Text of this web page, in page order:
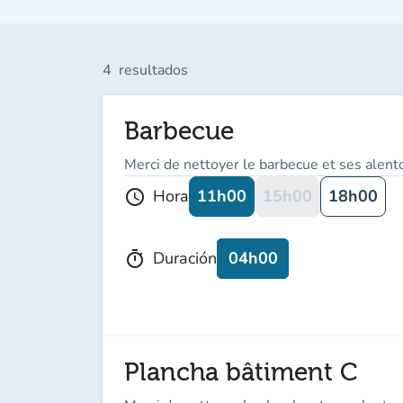
4 resultados
Barbecue
Merci de nettoyer le barbecue et ses
schedule Hora 11h00 15h00 18h00
timer Duración 04h00
Plancha bâtiment C